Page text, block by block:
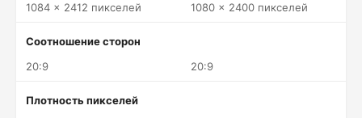
1084 x 2412 пикселей
1080 x 2400 пикселей
Соотношение сторон
20:9
20:9
Плотность пикселей